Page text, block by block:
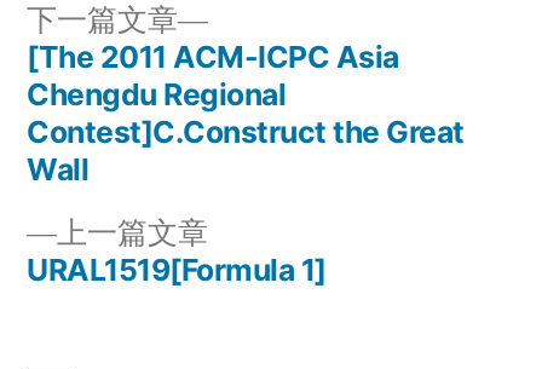
文
章
导
航 上一篇文章
一
URAL1519[Formula 1]
下一篇文章
下
一
篇
文
[The 2011 ACM-ICPC Asia
Chengdu Regional
Contest]C.Construct the Great
Wall